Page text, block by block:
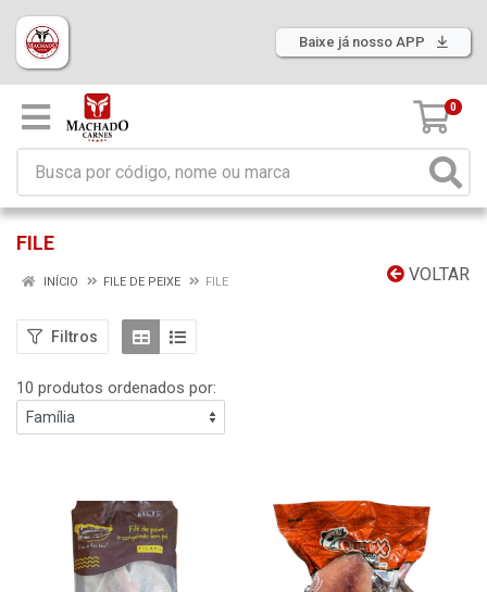
Baixe já nosso APP
0
FILE
VOLTAR
INÍCIO FILE DE PEIXE FILE
Filtros
10 produtos ordenados por: